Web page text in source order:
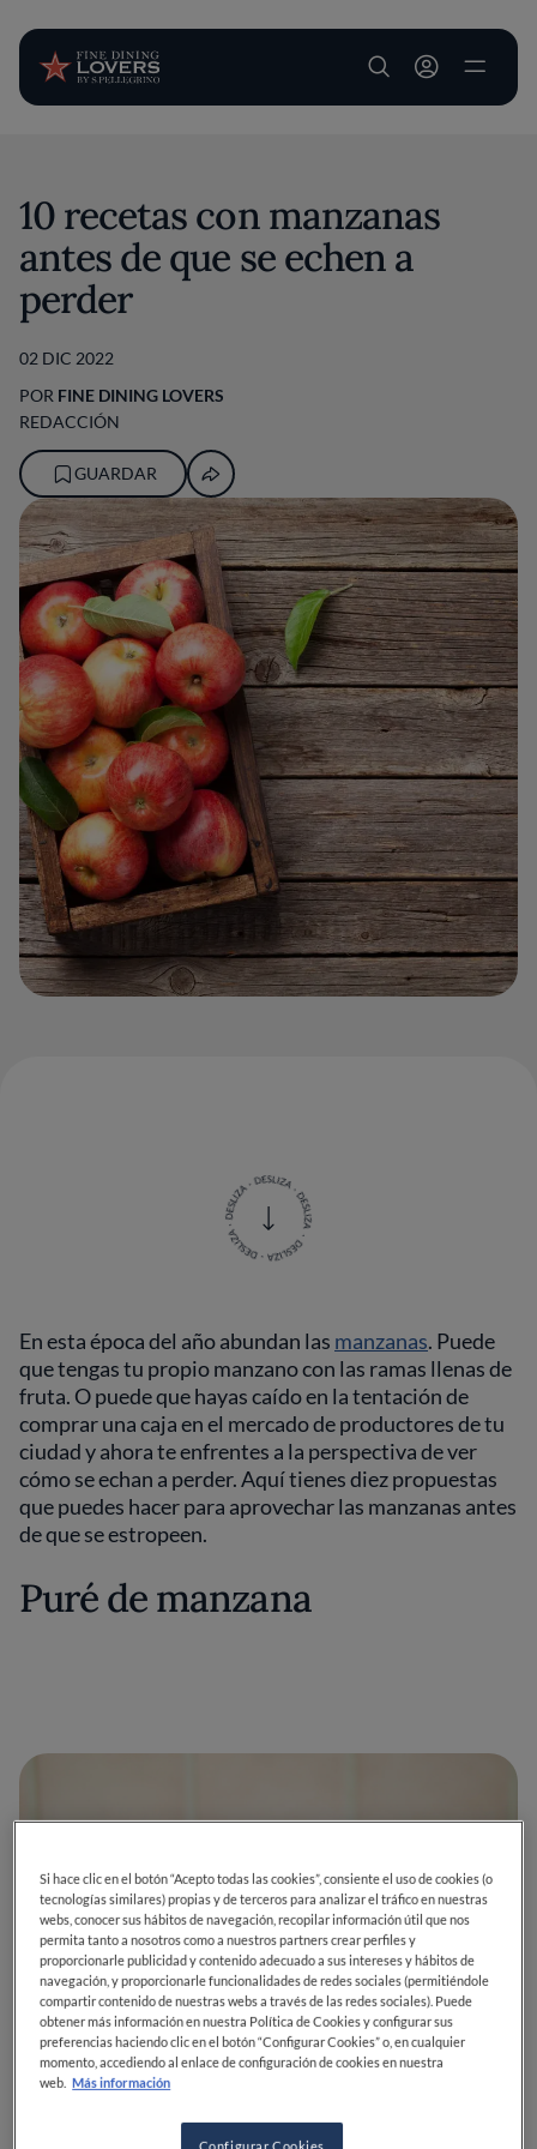
User account
10 recetas con manzanas
antes de que se echen a
perder
02 DIC 2022
POR FINE DINING LOVERS
REDACCIÓN
GUARDAR
En esta época del año abundan las manzanas. Puede
que tengas tu propio manzano con las ramas llenas de
fruta. O puede que hayas caído en la tentación de
comprar una caja en el mercado de productores de tu
ciudad y ahora te enfrentes a la perspectiva de ver
cómo se echan a perder. Aquí tienes diez propuestas
que puedes hacer para aprovechar las manzanas antes
de que se estropeen.
Puré de manzana
Si hace clic en el botón “Acepto todas las cookies”, consiente el uso de cookies (o
tecnologías similares) propias y de terceros para analizar el tráfico en nuestras
webs, conocer sus hábitos de navegación, recopilar información útil que nos
permita tanto a nosotros como a nuestros partners crear perfiles y
proporcionarle publicidad y contenido adecuado a sus intereses y hábitos de
navegación, y proporcionarle funcionalidades de redes sociales (permitiéndole
compartir contenido de nuestras webs a través de las redes sociales). Puede
obtener más información en nuestra Política de Cookies y configurar sus
preferencias haciendo clic en el botón “Configurar Cookies” o, en cualquier
momento, accediendo al enlace de configuración de cookies en nuestra
web. Más información
Configurar Cookies